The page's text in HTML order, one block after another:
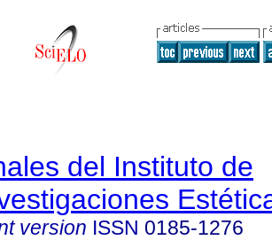
del Instituto de
version ISSN 0185-1276